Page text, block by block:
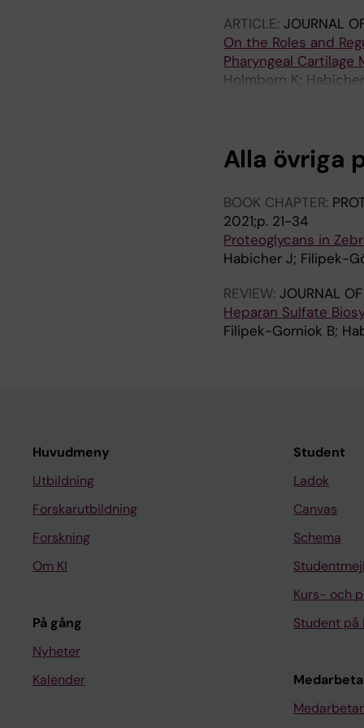
ARTICLE: JOURNAL
On the Roles and
Pharyngeal Cartilage
Holmborn K;
Alla övriga
BOOK CHAPTER:
2021;p. 21-34
Proteoglycans in
Habicher J; Filipek-
REVIEW: JOURNAL
Heparan Sulfate
Filipek-Gorniok B;
Huvudmeny
Utbildning
Forskarutbildning
Forskning
Om KI
På gång
Nyheter
Kalender
Student
Ladok
Canvas
Schema
Kurs- och
Student på